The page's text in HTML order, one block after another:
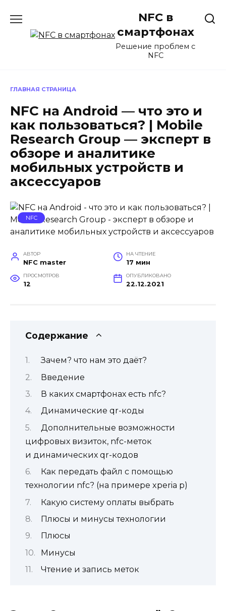
содержанию
NFC в
смартфонах
Решение проблем с
NFC
ГЛАВНАЯ СТРАНИЦА
NFC на Android — что это и
как пользоваться? | Mobile
Research Group — эксперт в
обзоре и аналитике
мобильных устройств и
аксессуаров
NFC
АВТОР
NFC master
НА ЧТЕНИЕ
17 мин
ПРОСМОТРОВ
12
ОПУБЛИКОВАНО
22.12.2021
Содержание
Зачем? что нам это даёт?
Введение
В каких смартфонах есть nfc?
Динамические qr-коды
Дополнительные возможности
цифровых визиток, nfc-меток
и динамических qr-кодов
Как передать файл с помощью
технологии nfc? (на примере xperia p)
Какую систему оплаты выбрать
Плюсы и минусы технологии
Плюсы
Минусы
Чтение и запись меток